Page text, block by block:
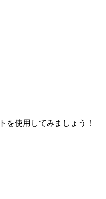
を使用してみましょう！